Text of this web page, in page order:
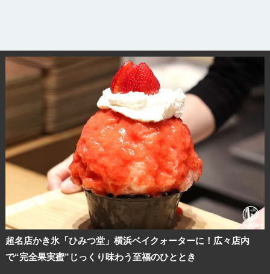
超名店かき氷「ひみつ堂」横浜ベイクォーターに！広々店内
で“完全果実蜜”じっくり味わう至福のひととき